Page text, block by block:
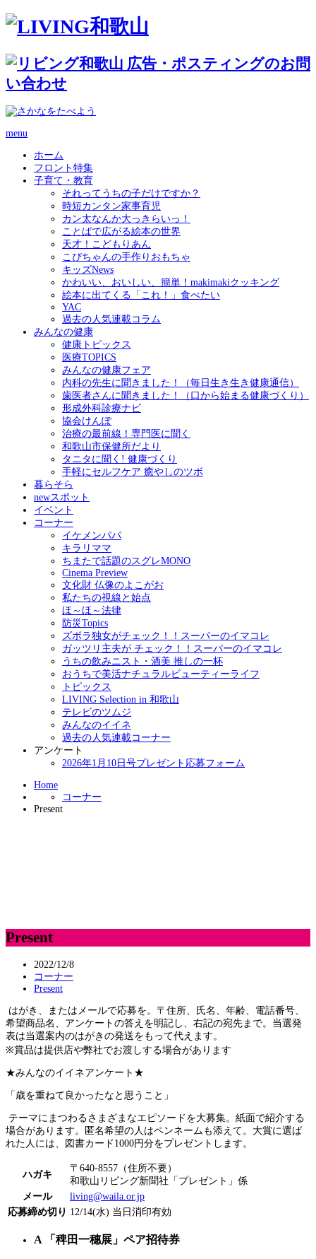
menu
ホーム
フロント特集
子育て・教育
それってうちの子だけですか？
時短カンタン家事育児
カン太なんか大っきらいっ！
ことばで広がる絵本の世界
天才！こどもりあん
こぴちゃんの手作りおもちゃ
キッズNews
かわいい、おいしい、簡単！makimakiクッキング
絵本に出てくる「これ！」食べたい
YAC
過去の人気連載コラム
みんなの健康
健康トピックス
医療TOPICS
みんなの健康フェア
内科の先生に聞きました！（毎日生き生き健康通信）
歯医者さんに聞きました！（口から始まる健康づくり）
形成外科診療ナビ
協会けんぽ
治療の最前線！専門医に聞く
和歌山市保健所だより
タニタに聞く! 健康づくり
手軽にセルフケア 癒やしのツボ
暮らそら
newスポット
イベント
コーナー
イケメンパパ
キラリママ
ちまたで話題のスグレMONO
Cinema Preview
文化財 仏像のよこがお
私たちの視線と始点
ほ～ほ～法律
防災Topics
ズボラ独女がチェック！！スーパーのイマコレ
ガッツリ主夫が チェック！！スーパーのイマコレ
うちの飲みニスト・酒美 推しの一杯
おうちで美活ナチュラルビューティーライフ
トピックス
LIVING Selection in 和歌山
テレビのツムジ
みんなのイイネ
過去の人気連載コーナー
アンケート
2026年1月10日号プレゼント応募フォーム
Home
コーナー
Present
Present
2022/12/8
コーナー
Present
はがき、またはメールで応募を。〒住所、氏名、年齢、電話番号、
希望商品名、アンケートの答えを明記し、右記の宛先まで。当選発
表は当選案内のはがきの発送をもって代えます。
※賞品は提供店や弊社でお渡しする場合があります
★みんなのイイネアンケート★
「歳を重ねて良かったなと思うこと」
テーマにまつわるさまざまなエピソードを大募集。紙面で紹介する
場合があります。匿名希望の人はペンネームも添えて。大賞に選ば
れた人には、図書カード1000円分をプレゼントします。
ハガキ
〒640-8557（住所不要）
和歌山リビング新聞社「プレゼント」係
メール
living@waila.or.jp
応募締め切り 12/14(水) 当日消印有効
A「稗田一穗展」ペア招待券